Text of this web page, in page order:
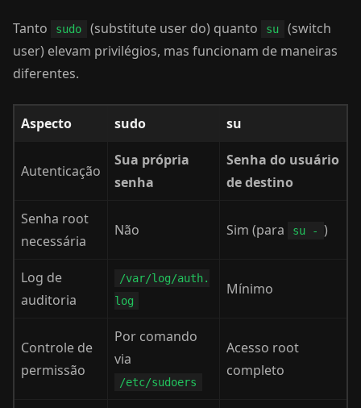
Tanto sudo (substitute user do) quanto su
(switch
user) elevam privilégios, mas funcionam de maneiras
diferentes.
Aspecto sudo su
Autenticação
Sua própria
senha
Senha do usuário
de destino
Senha root
necessária
Não Sim (para su - )
Log de
auditoria
/var/log/auth.
log
Mínimo
Controle de
permissão
Por comando
via
/etc/sudoers
Acesso root
completo